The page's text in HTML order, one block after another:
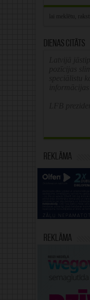
Dienas citāts
Reklāma
Reklāma